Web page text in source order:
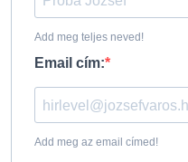
Add meg teljes neved!
Email cím:
Add meg az email címed!